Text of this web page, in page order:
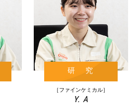
研 究
［ファインケミカル］
Y. A